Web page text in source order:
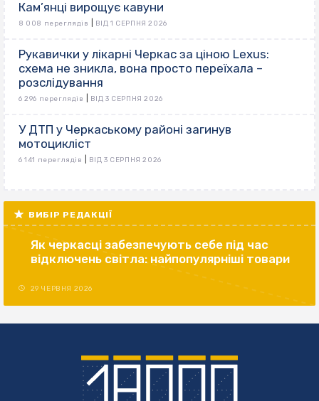
Кам’янці вирощує кавуни
8 008 переглядів ВІД 1 СЕРПНЯ 2026
Рукавички у лікарні Черкас за ціною Lexus:
схема не зникла, вона просто переїхала –
розслідування
6 296 переглядів ВІД 3 СЕРПНЯ 2026
У ДТП у Черкаському районі загинув
мотоцикліст
6 141 переглядів ВІД 3 СЕРПНЯ 2026
ВИБІР РЕДАКЦІЇ
Як черкасці забезпечують себе під час
відключень світла: найпопулярніші товари
29 ЧЕРВНЯ 2026